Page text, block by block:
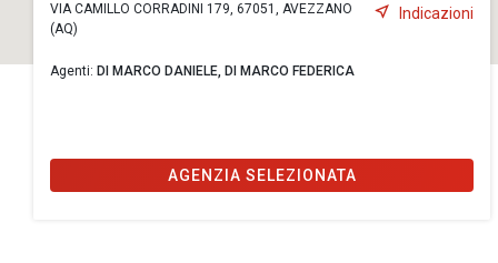
VIA CAMILLO CORRADINI 179, 67051, AVEZZANO
(AQ)
Indicazioni
Agenti: DI MARCO DANIELE, DI MARCO FEDERICA
AGENZIA SELEZIONATA